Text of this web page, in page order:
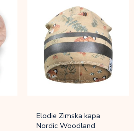
Elodie Zimska kapa
Nordic Woodland